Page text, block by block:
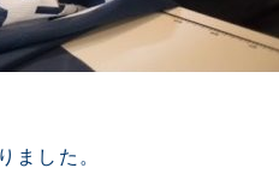
ました。